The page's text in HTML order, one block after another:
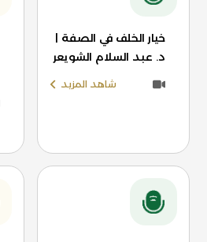
خيار الخلف في الصفة |
د. عبد السلام الشويعر
شاهد المزيد